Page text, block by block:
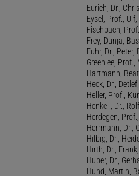
Eurich, Dr.,
Eysel, Prof.,
Fischbach,
Frey, Dunja,
Fuhr, Dr., Peter,
Greenlee, Prof.,
Hartmann,
Heck, Dr.,
Heller, Prof.,
Henkel , Dr.,
Herdegen,
Herrmann, Dr.,
Hilbig, Dr.,
Hirth, Dr.,
Huber, Dr.,
Hund, Martin,